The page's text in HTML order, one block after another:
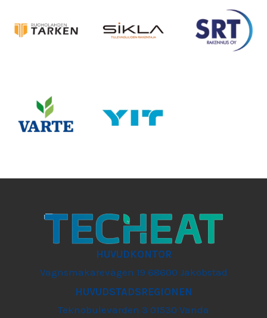
HUVUDKONTOR
Vagnsmakarevägen 19 68600 Jakobstad
HUVUDSTADSREGIONEN
Teknobulevarden 3 01530 Vanda